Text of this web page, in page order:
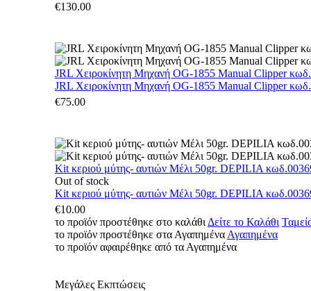
€130.00
JRL Χειροκίνητη Μηχανή OG-1855 Manual Clipper
JRL Χειροκίνητη Μηχανή OG-1855 Manual Clipper
€75.00
Kit κεριού μύτης- αυτιών Μέλι 50gr. DEPILIA
Out of stock
Kit κεριού μύτης- αυτιών Μέλι 50gr. DEPILIA
€10.00
το προϊόν προστέθηκε στο καλάθι Δείτε το Καλάθι
το προϊόν προστέθηκε στα Αγαπημένα Αγαπημένα
το προϊόν αφαιρέθηκε από τα Αγαπημένα
Μεγάλες Εκπτώσεις